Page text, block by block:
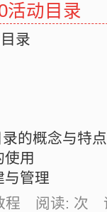
活动目录
录
的概念与特
用
与管理
程 阅读: 次